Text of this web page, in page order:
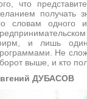
что
получать
словам одного
и лишь один
Не
выше, и кто
ДУБАСОВ